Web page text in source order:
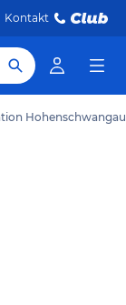
Kontakt
Hohenschwangau